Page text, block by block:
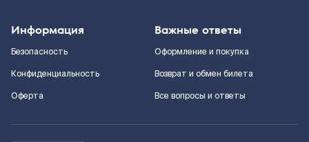
Информация
Безопасность
Конфиденциальность
Оферта
Важные ответы
Оформление и покупка
Возврат и обмен билета
Все вопросы и ответы